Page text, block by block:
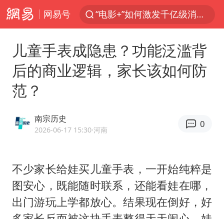
网易号
“电影+”如何激发千亿级消费新活力？
台风白海豚已进入24小时警戒线
“秋天的第一杯奶茶”6岁了
上海：台风白海豚或将带来龙卷风
38岁演员求职万岁山NPC成功
胜宏科技：股票交易异常波动
国乒男单横滨冠军赛全军覆没
儿童手表成隐患？功能泛滥背
后的商业逻辑，家长该如何防
范？
南宗历史
2026-06-17 15:30·河南
0
不少家长给娃买儿童手表，一开始纯粹是
图安心，既能随时联系，还能看娃在哪，
出门游玩上学都放心。结果现在倒好，好